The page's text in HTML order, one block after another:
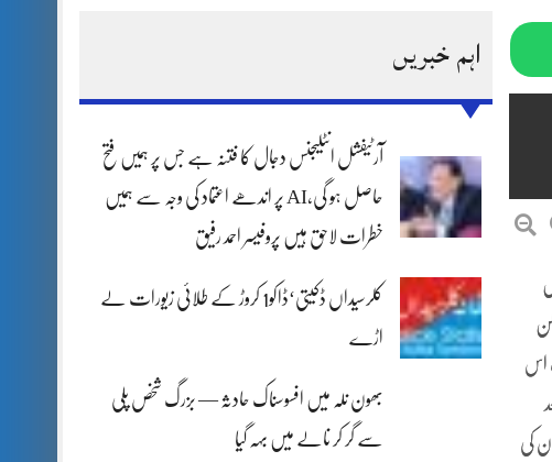
اہم خبریں
آرٹیفشل انٹلیجنس دجال کا فتنہ ہے جس پر ہمیں فتح
حاصل ہو گی،AI پر اندھے اعتماد کی وجہ سے ہمیں
خطرات لاحق ہیں پروفیسر احمد رفیق
کلرسیداں ڈکیتی‘ڈاکو1 کروڑ کے طلائی زیورات لے
اڑے
بھون نلہ میں افسوسناک حادثہ — بزرگ شخص پلی
سے گر کر نالے میں بہہ گیا
ہے اس سکول کی بنیاد 1987میں
اس
بعد
کی